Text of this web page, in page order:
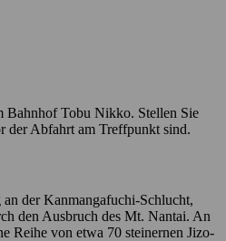
Bahnhof Tobu Nikko. Stellen Sie
der Abfahrt am Treffpunkt sind.
der Kanmangafuchi-Schlucht,
den Ausbruch des Mt. Nantai. An
Reihe von etwa 70 steinernen Jizo-